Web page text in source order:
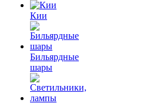
Кии
Бильярдные
шары